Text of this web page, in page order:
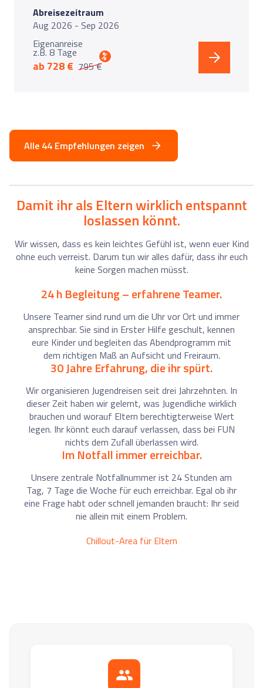
Abreisezeitraum
Aug 2026 - Sep 2026
Eigenanreise
z.B. 8 Tage
ab 728 € 795 €
%
Alle 44 Empfehlungen zeigen
Damit ihr als Eltern wirklich entspannt
loslassen könnt.
Wir wissen, dass es kein leichtes Gefühl ist, wenn euer Kind
ohne euch verreist. Darum tun wir alles dafür, dass ihr euch
keine Sorgen machen müsst.
24 h Begleitung – erfahrene Teamer.
Unsere Teamer sind rund um die Uhr vor Ort und immer
ansprechbar. Sie sind in Erster Hilfe geschult, kennen
eure Kinder und begleiten das Abendprogramm mit
dem richtigen Maß an Aufsicht und Freiraum.
30 Jahre Erfahrung, die ihr spürt.
Wir organisieren Jugendreisen seit drei Jahrzehnten. In
dieser Zeit haben wir gelernt, was Jugendliche wirklich
brauchen und worauf Eltern berechtigterweise Wert
legen. Ihr könnt euch darauf verlassen, dass bei FUN
nichts dem Zufall überlassen wird.
Im Notfall immer erreichbar.
Unsere zentrale Notfallnummer ist 24 Stunden am
Tag, 7 Tage die Woche für euch erreichbar. Egal ob ihr
eine Frage habt oder schnell jemanden braucht: Ihr seid
nie allein mit einem Problem.
Chillout-Area für Eltern